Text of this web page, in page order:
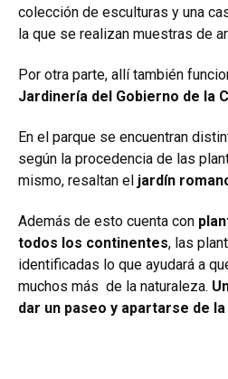
colección de esculturas y una
la que se realizan muestras de
Por otra parte, allí también
Jardinería del Gobierno de la
En el parque se encuentran
según la procedencia de las
mismo, resaltan el jardín
Además de esto cuenta con
todos los continentes, las
identificadas lo que ayudará a
muchos más de la naturaleza.
dar un paseo y apartarse de